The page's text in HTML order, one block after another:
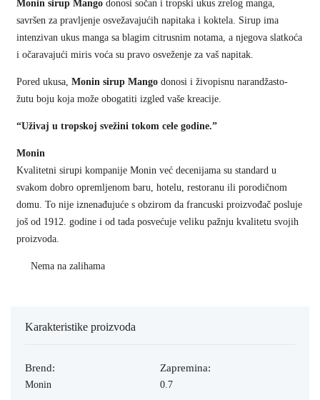
Monin sirup Mango donosi sočan i tropski ukus zrelog manga,
savršen za pravljenje osvežavajućih napitaka i koktela. Sirup ima
intenzivan ukus manga sa blagim citrusnim notama, a njegova slatkoća
i očaravajući miris voća su pravo osveženje za vaš napitak.
Pored ukusa,Monin sirup Mango donosi i živopisnu narandžasto-
žutu boju koja može obogatiti izgled vaše kreacije.
“Uživaj u tropskoj svežini tokom cele godine.”
Monin
Kvalitetni sirupi kompanije Monin već decenijama su standard u
svakom dobro opremljenom baru, hotelu, restoranu ili porodičnom
domu. To nije iznenađujuće s obzirom da francuski proizvođač posluje
još od 1912. godine i od tada posvećuje veliku pažnju kvalitetu svojih
proizvoda.
Nema na zalihama
Karakteristike proizvoda
Brend:
Monin
Zapremina:
0.7